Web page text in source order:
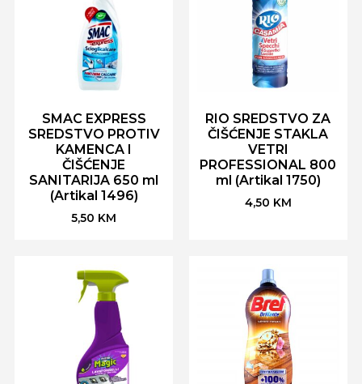
SMAC EXPRESS
SREDSTVO PROTIV
KAMENCA I
ČIŠĆENJE
SANITARIJA 650 ml
(Artikal 1496)
5,50 KM
RIO SREDSTVO ZA
ČIŠĆENJE STAKLA
VETRI
PROFESSIONAL 800
ml (Artikal 1750)
4,50 KM